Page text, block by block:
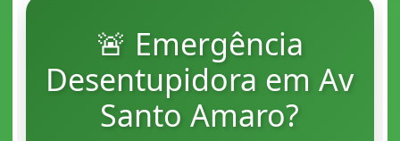
🚨 Emergência
Desentupidora em Av
Santo Amaro?